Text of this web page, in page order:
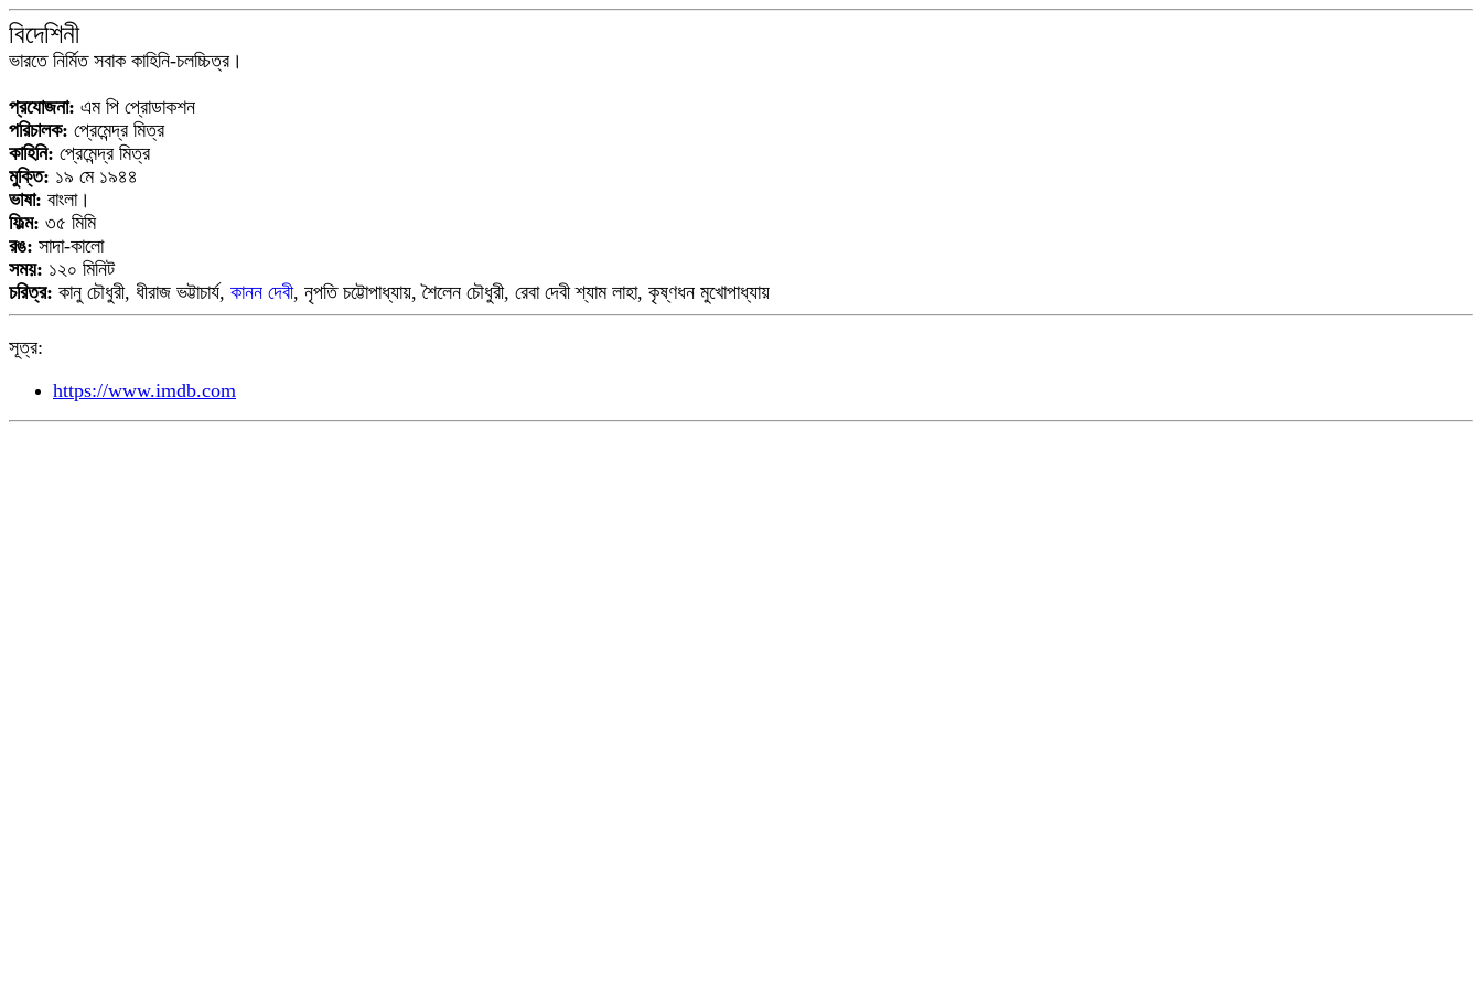
বিদেশিনী
ভারতে নির্মিত সবাক কাহিনি-চলচ্চিত্র।
প্রযোজনা: এম পি প্রোডাকশন
পরিচালক: প্রেমেন্দ্র মিত্র
কাহিনি: প্রেমেন্দ্র মিত্র
মুক্তি: ১৯ মে ১৯৪৪
ভাষা: বাংলা।
ফিল্ম: ৩৫ মিমি
রঙ: সাদা-কালো
সময়: ১২০ মিনিট
চরিত্র: কানু চৌধুরী, ধীরাজ ভট্টাচার্য, কানন দেবী, নৃপতি চট্টোপাধ্যায়, শৈলেন চৌধুরী, রেবা দেবী শ্যাম লাহা, কৃষ্ণধন মুখোপাধ্যায়
সূত্র:
https://www.imdb.com